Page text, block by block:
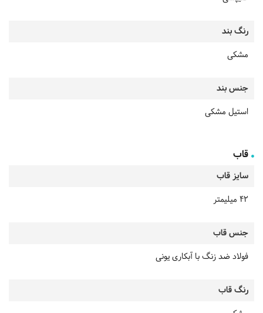
رنگ بند
مشکی
جنس بند
استیل مشکی
قاب
سایز قاب
42 میلیمتر
جنس قاب
فولاد ضد زنگ با آبکاری یونی
رنگ قاب